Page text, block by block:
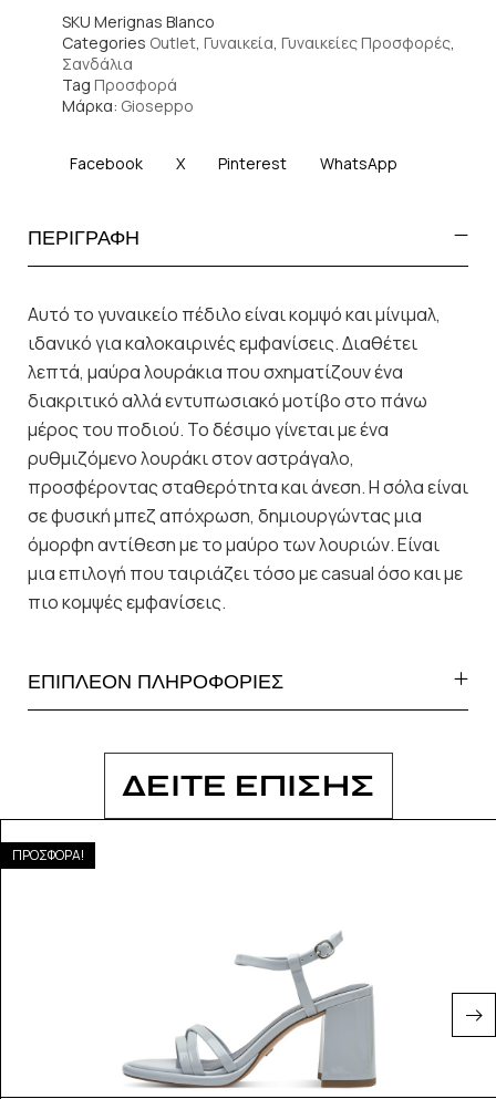
SKU Merignas Blanco
Categories Outlet, Γυναικεία, Γυναικείες Προσφορές,
Σανδάλια
Tag Προσφορά
Μάρκα: Gioseppo
Facebook X Pinterest WhatsApp
ΠΕΡΙΓΡΑΦΗ
Αυτό το γυναικείο πέδιλο είναι κομψό και μίνιμαλ,
ιδανικό για καλοκαιρινές εμφανίσεις. Διαθέτει
λεπτά, μαύρα λουράκια που σχηματίζουν ένα
διακριτικό αλλά εντυπωσιακό μοτίβο στο πάνω
μέρος του ποδιού. Το δέσιμο γίνεται με ένα
ρυθμιζόμενο λουράκι στον αστράγαλο,
προσφέροντας σταθερότητα και άνεση. Η σόλα είναι
σε φυσική μπεζ απόχρωση, δημιουργώντας μια
όμορφη αντίθεση με το μαύρο των λουριών. Είναι
μια επιλογή που ταιριάζει τόσο με casual όσο και με
πιο κομψές εμφανίσεις.
ΕΠΙΠΛΕΟΝ ΠΛΗΡΟΦΟΡΙΕΣ
ΔΕΙΤΕ ΕΠΙΣΗΣ
ΠΡΟΣΦΟΡΑ!